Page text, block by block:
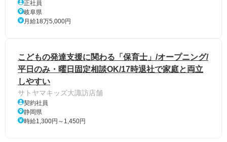
正社員
岐阜県
月給18万5,000円
こどもの発達支援に関わる「保育士」/オープニング/
平日のみ・曜日固定相談OK/17時退社で家庭と両立
しやすい
サトヤマキッズ大諏訪店舗
契約社員
静岡県
時給1,300円～1,450円